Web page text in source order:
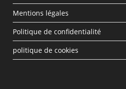
Mentions légales
Politique de confidentialité
politique de cookies